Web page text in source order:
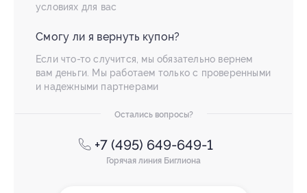
условиях для вас
Смогу ли я вернуть купон?
Если что-то случится, мы обязательно вернем
вам деньги. Мы работаем только с проверенными
и надежными партнерами
Остались вопросы?
+7 (495) 649-649-1
Горячая линия Биглиона